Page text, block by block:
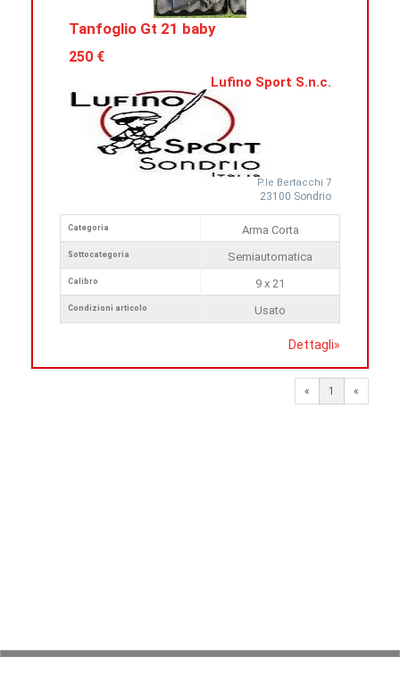
Tanfoglio Gt 21 baby
250 €
Lufino Sport S.n.c.
P.le Bertacchi 7
23100 Sondrio
Categoria
Sottocategoria
Calibro
Condizioni articolo
Arma Corta
Semiautomatica
9 x 21
Usato
Dettagli»
« 1 «